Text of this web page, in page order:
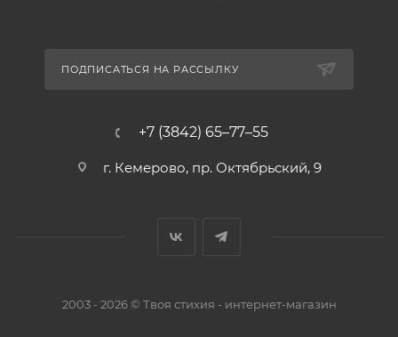
ПОДПИСАТЬСЯ НА РАССЫЛКУ
+7 (3842) 65–77–55
г. Кемерово, пр. Октябрьский, 9
2003 - 2026 © Твоя стихия - интернет-магазин